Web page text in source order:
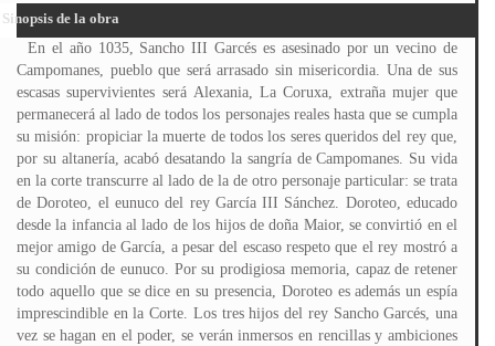
Sinopsis de la obra
En el año 1035, Sancho III Garcés es asesinado por un vecino de
Campomanes, pueblo que será arrasado sin misericordia. Una de sus
escasas supervivientes será Alexania, La Coruxa, extraña mujer que
permanecerá al lado de todos los personajes reales hasta que se cumpla
su misión: propiciar la muerte de todos los seres queridos del rey que,
por su altanería, acabó desatando la sangría de Campomanes. Su vida
en la corte transcurre al lado de la de otro personaje particular: se trata
de Doroteo, el eunuco del rey García III Sánchez. Doroteo, educado
desde la infancia al lado de los hijos de doña Maior, se convirtió en el
mejor amigo de García, a pesar del escaso respeto que el rey mostró a
su condición de eunuco. Por su prodigiosa memoria, capaz de retener
todo aquello que se dice en su presencia, Doroteo es además un espía
imprescindible en la Corte. Los tres hijos del rey Sancho Garcés, una
vez se hagan en el poder, se verán inmersos en rencillas y ambiciones